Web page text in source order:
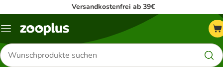
Versandkostenfrei ab 39€
Menü
Produkte
suchen